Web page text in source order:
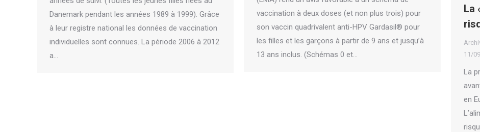
Danemark pendant les années 1989 à 1999). Grâce
à leur registre national les données de vaccination
individuelles sont connues. La période 2006 à 2012
a…
vaccination à deux doses (et non plus trois) pour
son vaccin quadrivalent anti-HPV Gardasil® pour
les filles et les garçons à partir de 9 ans et jusqu’à
13 ans inclus. (Schémas 0 et…
La
11/
La
en